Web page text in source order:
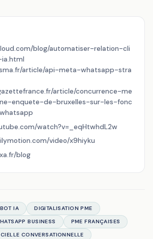
blog/automatiser-relation-cli
article/api-meta-whatsapp-stra
article/concurrence-me
enquete-de-bruxelles-sur-les-fonc
watch?v=_eqHtwhdL2w
video/x9hiyku
blog
IA
DIGITALISATION PME
BUSINESS
PME FRANÇAISES
CONVERSATIONNELLE